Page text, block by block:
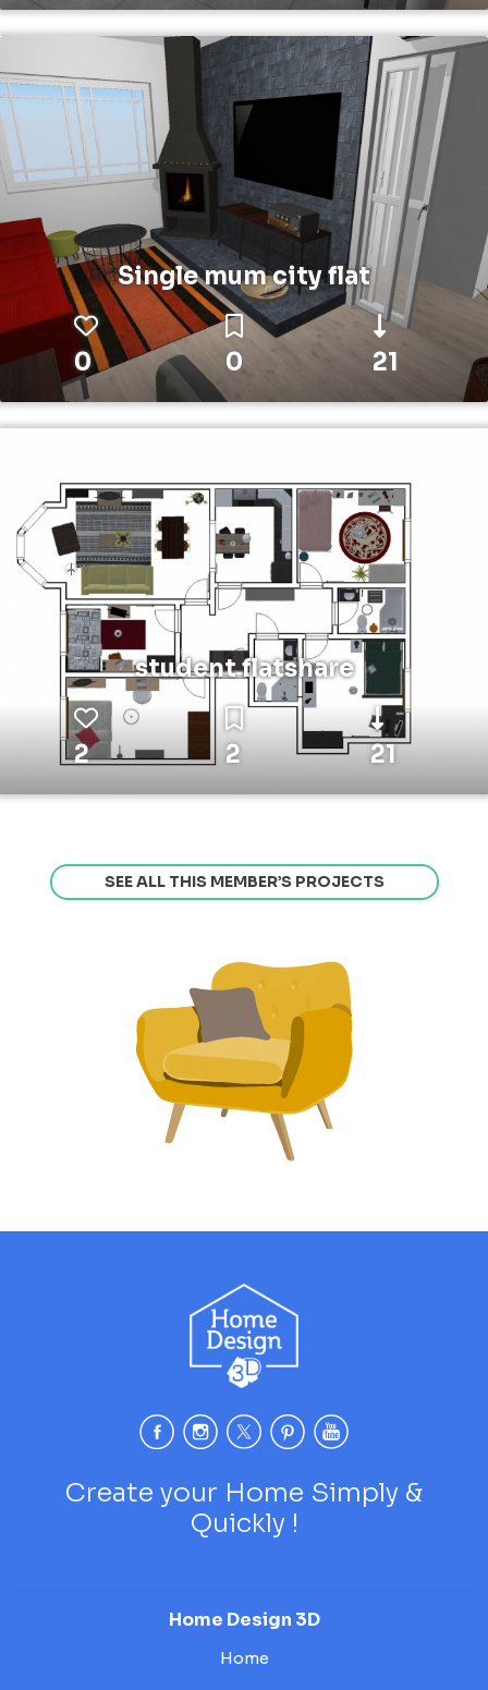
Single mum city flat
0 0 21
student flatshare
2 2 21
SEE ALL THIS MEMBER’S PROJECTS
Create your Home Simply &
Quickly !
Home Design 3D
Home